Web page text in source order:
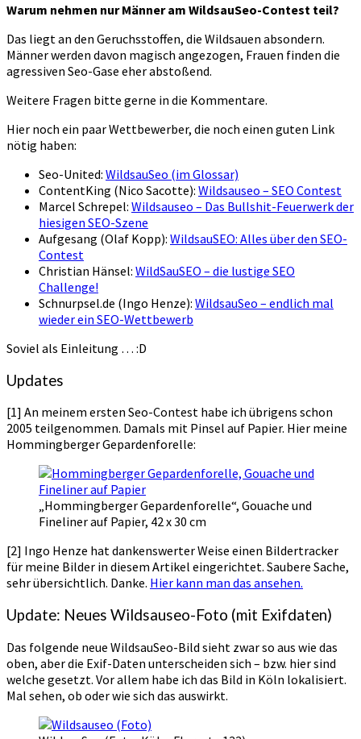
Warum nehmen nur Männer am WildsauSeo-Contest teil?
Das liegt an den Geruchsstoffen, die Wildsauen absondern.
Männer werden davon magisch angezogen, Frauen finden die
agressiven Seo-Gase eher abstoßend.
Weitere Fragen bitte gerne in die Kommentare.
Hier noch ein paar Wettbewerber, die noch einen guten Link
nötig haben:
Seo-United: WildsauSeo (im Glossar)
ContentKing (Nico Sacotte): Wildsauseo – SEO Contest
Marcel Schrepel: Wildsauseo – Das Bullshit-Feuerwerk der
hiesigen SEO-Szene
Aufgesang (Olaf Kopp): WildsauSEO: Alles über den SEO-
Contest
Christian Hänsel: WildSauSEO – die lustige SEO
Challenge!
Schnurpsel.de (Ingo Henze): WildsauSeo – endlich mal
wieder ein SEO-Wettbewerb
Soviel als Einleitung … :D
Updates
[1] An meinem ersten Seo-Contest habe ich übrigens schon
2005 teilgenommen. Damals mit Pinsel auf Papier. Hier meine
Hommingberger Gepardenforelle:
„Hommingberger Gepardenforelle“, Gouache und
Fineliner auf Papier, 42 x 30 cm
[2] Ingo Henze hat dankenswerter Weise einen Bildertracker
für meine Bilder in diesem Artikel eingerichtet. Saubere Sache,
sehr übersichtlich. Danke. Hier kann man das ansehen.
Update: Neues Wildsauseo-Foto (mit Exifdaten)
Das folgende neue WildsauSeo-Bild sieht zwar so aus wie das
oben, aber die Exif-Daten unterscheiden sich – bzw. hier sind
welche gesetzt. Vor allem habe ich das Bild in Köln lokalisiert.
Mal sehen, ob oder wie sich das auswirkt.